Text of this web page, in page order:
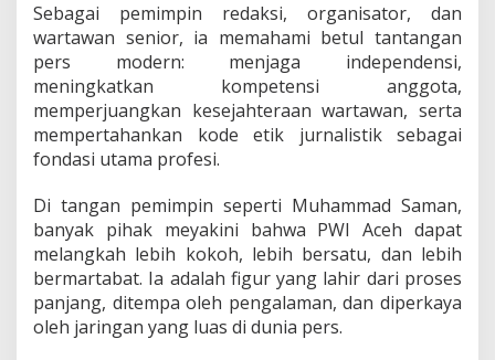
Sebagai pemimpin redaksi, organisator, dan
wartawan senior, ia memahami betul tantangan
pers modern: menjaga independensi,
meningkatkan kompetensi anggota,
memperjuangkan kesejahteraan wartawan, serta
mempertahankan kode etik jurnalistik sebagai
fondasi utama profesi.
Di tangan pemimpin seperti Muhammad Saman,
banyak pihak meyakini bahwa PWI Aceh dapat
melangkah lebih kokoh, lebih bersatu, dan lebih
bermartabat. Ia adalah figur yang lahir dari proses
panjang, ditempa oleh pengalaman, dan diperkaya
oleh jaringan yang luas di dunia pers.